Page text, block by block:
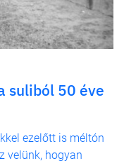
suliból 50 éve
ezelőtt is méltón
velünk, hogyan